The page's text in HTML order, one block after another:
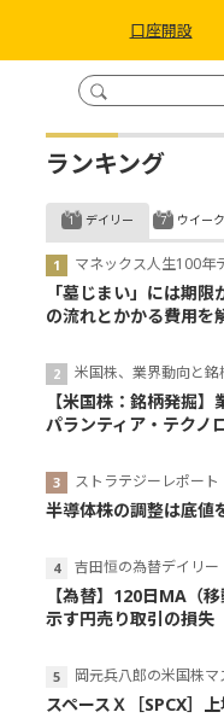
口座開設
ランキング
デイリー
マネックス人生100年
「墓じまい」には期
の流れとかかる費用を
米国株、業界動向と銘
【米国株：銘柄発掘】
パランティア・テクノ
ストラテジーレポート
半導体株の調整は底値
吉田恒の為替デイリー
【為替】120日MA（
示す円売り取引の損失
岡元兵八郎の米国株マ
スペースＸ［SPCX］
ウイー